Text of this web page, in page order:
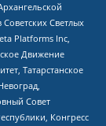
Светлых
Platforms Inc,
Движение
Татарстанское
Совет
Конгресс